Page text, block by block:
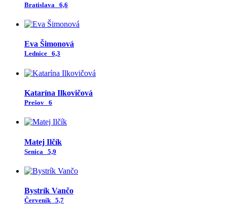
Bratislava 6,6
Eva Šimonová
Lednice 6,3
Katarína Ilkovičová
Prešov 6
Matej Ilčík
Senica 5,9
Bystrík Vančo
Červeník 5,7